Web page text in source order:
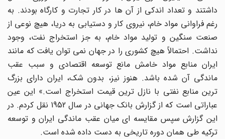
داشتند و تعداد اندکی از آن ها در کار تجارت و کارگاه بودند. به
رغم فراوانی مواد خام، نیروی کار و دستیابی به دریا، هیچ نوعی از
صنعت سنگین و تولید مواد خام، به جز استخراج نفت، وجود
نداشت. احتمالاً هیچ کشوری را در جهان نمی توان یافت که مانند
ایران منابع مواد خامش مانع توسعه اقتصادی و سبب عقب
ماندگی آن شده باشد. هنوز نیز، بدون شک، ایران دارای بزرگ
ترین منابع نفتی با نازل ترین قیمت استخراج است.» این عین
عباراتی است که از گزارش بانک جهانی در سال 1952 نقل کردم. در
این گزارش سپس مقایسه ای میان عقب ماندگی ایران و توسعه
ترکیه طی همان دوره تاریخی به دست داده شده است.